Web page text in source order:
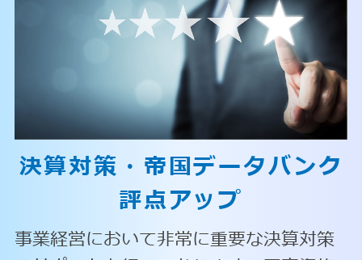
決算対策・ 帝国データバンク
評点アップ
事業経営において非常に重要な決算対策